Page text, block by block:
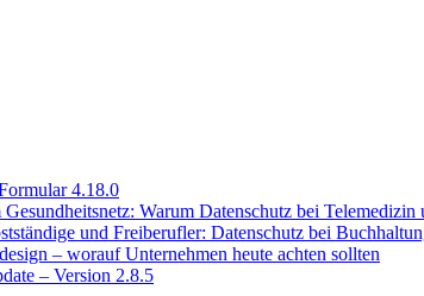
4.18.0
Warum Datenschutz bei
und Freiberufler: Datenschutz bei
– worauf Unternehmen heute achten sollten
– Version 2.8.5